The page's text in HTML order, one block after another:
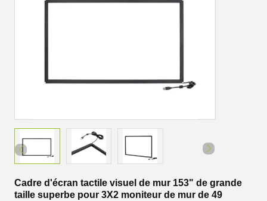
Cadre d'écran tactile visuel de mur 153" de grande
taille superbe pour 3X2 moniteur de mur de 49